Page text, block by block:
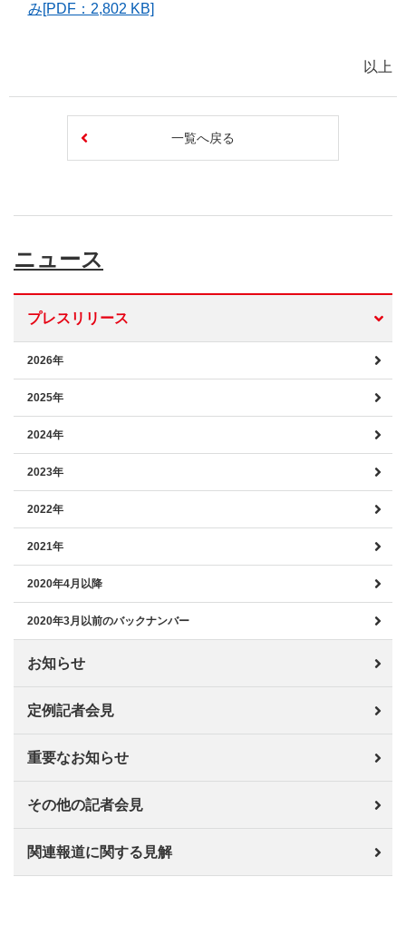
み[PDF：2,802 KB]
以上
一覧へ戻る
ニュース
プレスリリース
2026年
2025年
2024年
2023年
2022年
2021年
2020年4月以降
2020年3月以前のバックナンバー
お知らせ
定例記者会見
重要なお知らせ
その他の記者会見
関連報道に関する見解